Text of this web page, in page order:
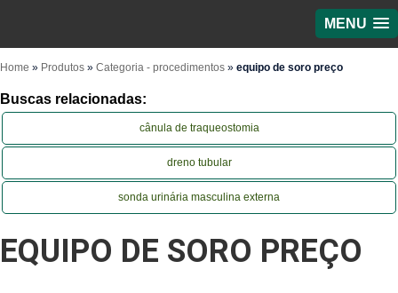
MENU
Home » Produtos » Categoria - procedimentos » equipo de soro preço
Buscas relacionadas:
cânula de traqueostomia
dreno tubular
sonda urinária masculina externa
EQUIPO DE SORO PREÇO